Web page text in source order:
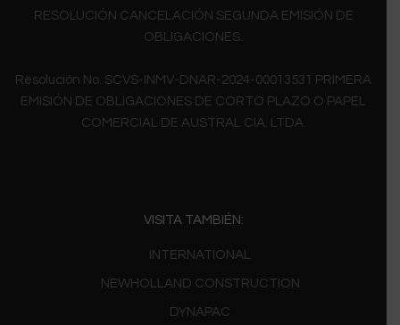
RESOLUCIÓN CANCELACIÓN SEGUNDA EMISIÓN DE
OBLIGACIONES.
Resolución No. SCVS-INMV-DNAR-2024-00013531 PRIMERA
EMISIÓN DE OBLIGACIONES DE CORTO PLAZO O PAPEL
COMERCIAL DE AUSTRAL CIA. LTDA.
VISITA TAMBIÉN:
INTERNATIONAL
NEWHOLLAND CONSTRUCTION
DYNAPAC